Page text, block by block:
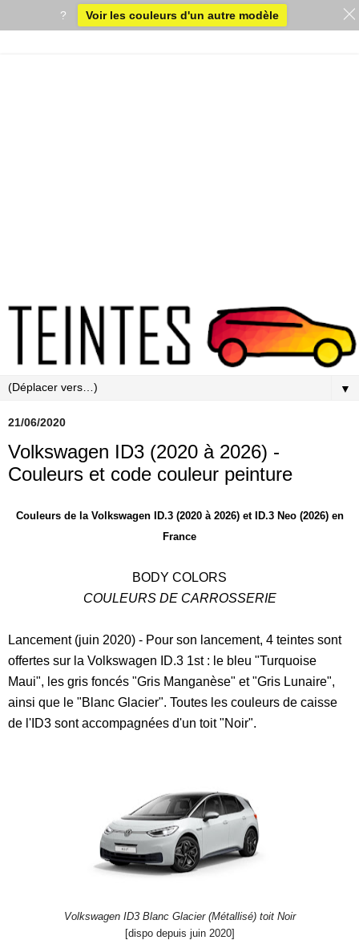
▼
21/06/2020
Volkswagen ID3 (2020 à 2026) -
Couleurs et code couleur peinture
Couleurs de la Volkswagen ID.3 (2020 à 2026) et ID.3 Neo (2026) en
France
BODY COLORS
COULEURS DE CARROSSERIE
Lancement (juin 2020) - Pour son lancement, 4 teintes sont
offertes sur la Volkswagen ID.3 1st : le bleu "Turquoise
Maui", les gris foncés "Gris Manganèse" et "Gris Lunaire",
ainsi que le "Blanc Glacier". Toutes les couleurs de caisse
de l'ID3 sont accompagnées d'un toit "Noir".
Volkswagen ID3 Blanc Glacier (Métallisé) toit Noir
[dispo depuis juin 2020]
? Voir les couleurs d'un autre modèle